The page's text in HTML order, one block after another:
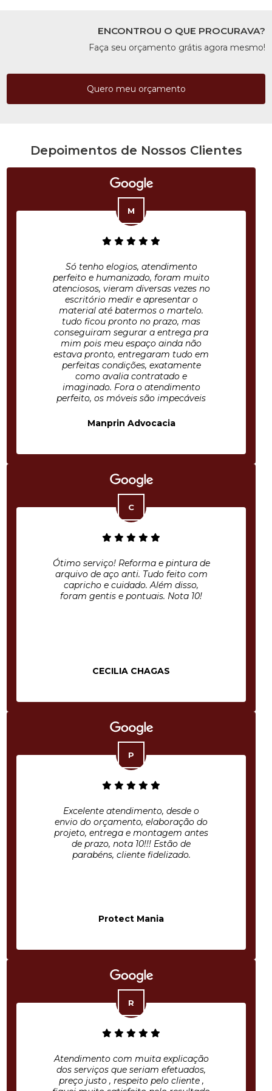
ENCONTROU O QUE PROCURAVA?
Faça seu orçamento grátis agora mesmo!
Quero meu orçamento
Depoimentos de Nossos Clientes
Só tenho elogios, atendimento
perfeito e humanizado, foram muito
atenciosos, vieram diversas vezes no
escritório medir e apresentar o
material até batermos o martelo.
tudo ficou pronto no prazo, mas
conseguiram segurar a entrega pra
mim pois meu espaço ainda não
estava pronto, entregaram tudo em
perfeitas condições, exatamente
como avalia contratado e
imaginado. Fora o atendimento
perfeito, os móveis são impecáveis
Manprin Advocacia
Ótimo serviço! Reforma e pintura de
arquivo de aço anti. Tudo feito com
capricho e cuidado. Além disso,
foram gentis e pontuais. Nota 10!
CECILIA CHAGAS
Excelente atendimento, desde o
envio do orçamento, elaboração do
projeto, entrega e montagem antes
de prazo, nota 10!!! Estão de
parabéns, cliente fidelizado.
Protect Mania
Atendimento com muita explicação
dos serviços que seriam efetuados,
preço justo , respeito pelo cliente ,